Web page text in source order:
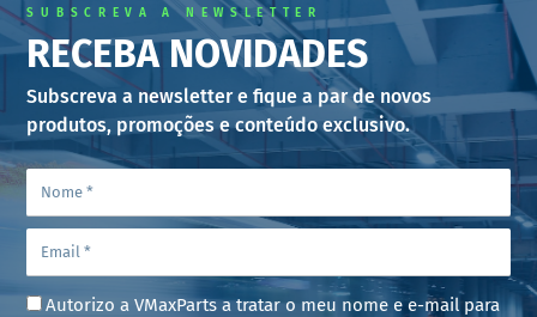
SUBSCREVA A NEWSLETTER
RECEBA NOVIDADES
Subscreva a newsletter e fique a par de novos
produtos, promoções e conteúdo exclusivo.
Autorizo a VMaxParts a tratar o meu nome e e-mail para